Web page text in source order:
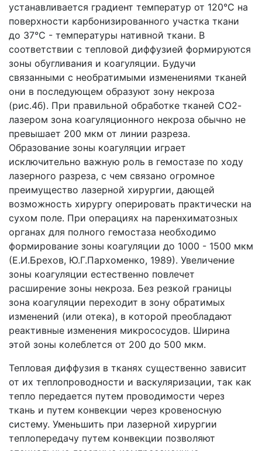
устанавливается градиент температур от 120°С на
поверхности карбонизированного участка ткани
до 37°С - температуры нативной ткани. В
соответствии с тепловой диффузией формируются
зоны обугливания и коагуляции. Будучи
связанными с необратимыми изменениями тканей
они в последующем образуют зону некроза
(рис.4б). При правильной обработке тканей СО2-
лазером зона коагуляционного некроза обычно не
превышает 200 мкм от линии разреза.
Образование зоны коагуляции играет
исключительно важную роль в гемостазе по ходу
лазерного разреза, с чем связано огромное
преимущество лазерной хирургии, дающей
возможность хирургу оперировать практически на
сухом поле. При операциях на паренхиматозных
органах для полного гемостаза необходимо
формирование зоны коагуляции до 1000 - 1500 мкм
(Е.И.Брехов, Ю.Г.Пархоменко, 1989). Увеличение
зоны коагуляции естественно повлечет
расширение зоны некроза. Без резкой границы
зона коагуляции переходит в зону обратимых
изменений (или отека), в которой преобладают
реактивные изменения микрососудов. Ширина
этой зоны колеблется от 200 до 500 мкм.
Тепловая диффузия в тканях существенно зависит
от их теплопроводности и васкуляризации, так как
тепло передается путем проводимости через
ткань и путем конвекции через кровеносную
систему. Уменьшить при лазерной хирургии
теплопередачу путем конвекции позволяют